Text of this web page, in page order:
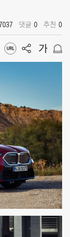
댓글 0 추천 0